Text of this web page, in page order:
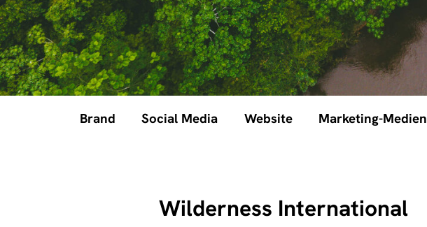
Brand Social Media Website Marketing-Medien
Wilderness International